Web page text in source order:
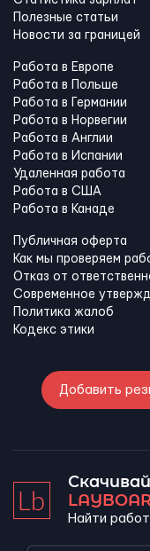
Полезные статьи
Новости за границей
Работа в Европе
Работа в Польше
Работа в Германии
Работа в Норвегии
Работа в Англии
Работа в Испании
Удаленная работа
Работа в США
Работа в Канадe
Публичная оферта
Как мы проверяем
Отказ от
Современное
Политика жалоб
Кодекс этики
Добавить
Найти